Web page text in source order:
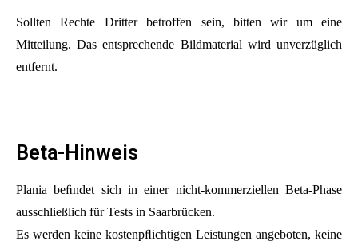
Sollten Rechte Dritter betroffen sein, bitten wir um eine
Mitteilung. Das entsprechende Bildmaterial wird unverzüglich
entfernt.
Beta-Hinweis
Plania beﬁndet sich in einer nicht-kommerziellen Beta-Phase
ausschließlich für Tests in Saarbrücken.
Es werden keine kostenpﬂichtigen Leistungen angeboten, keine